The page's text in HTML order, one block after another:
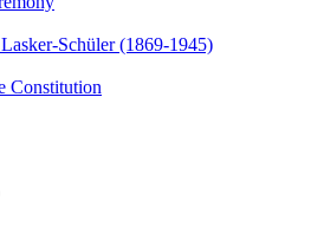
Schüler (1869-1945)
Constitution